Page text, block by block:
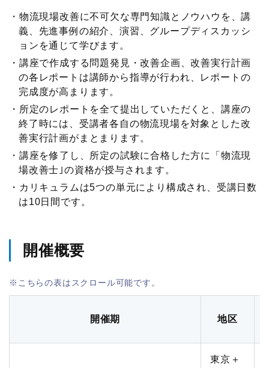
情報提供
メールマガジン
機関誌
その他
交通アクセス
関連団体・機関
お問い合わせ
テーマ別交流会
物流現場見学会
企業・大学交流会
新年賀詞交歓会・新春の集い
物流統括管理者連携推進会議
講演・発表会
ロジスティクス講演会
テーマ別研究会
ロジスティクス強調月間
物流システム機器生産出荷統計
ロジスティクスコンセプト2030
テーマ別情報
物流の2024年問題
サプライチェーンマネジメント
物流現場改善推進
サステナビリティ
ロジスティクスKPI
入会ご希望の方
入会案内はこちら
物流現場改善に不可欠な専門知識とノウハウを、講
義、先進事例の紹介、演習、グループディスカッシ
ョンを通じて学びます。
講座で作成する問題発見・改善企画、改善実行計画
の各レポートは講師から指導が行われ、レポートの
完成度が高まります。
所定のレポートを全て提出していただくと、講座の
終了時には、受講者各自の物流現場を対象とした改
善実行計画がまとまります。
講座を修了し、所定の試験に合格した方に「物流現
場改善士｣の資格が授与されます。
カリキュラムは5つの単元により構成され、受講日数
は10日間です。
開催概要
開催期 地区
東京＋